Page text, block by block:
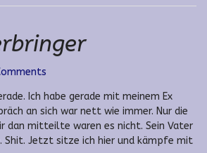
Ich habe gerade mit meinem Ex
an sich war nett wie immer. Nur die
dan mitteilte waren es nicht. Sein Vater
Shit. Jetzt sitze ich hier und kämpfe mit